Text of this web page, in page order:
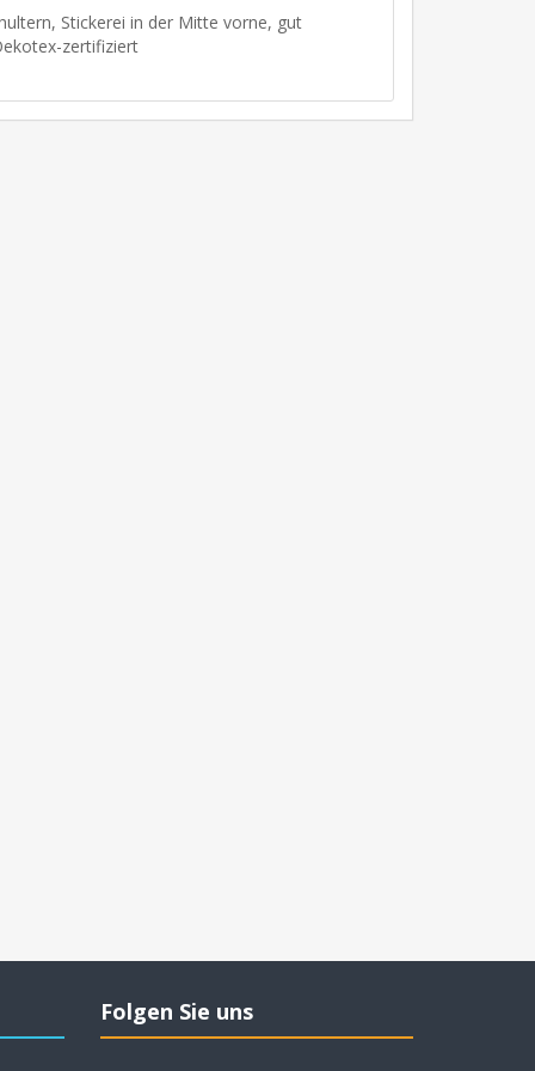
Stickerei in der Mitte vorne, gut
zertifiziert
Folgen Sie uns